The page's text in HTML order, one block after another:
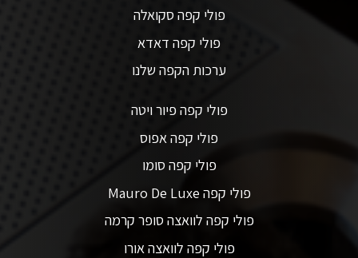
פולי קפה סקואלה
פולי קפה דאדא
ערכות הקפה שלנו
פולי קפה פיור ויטה
פולי קפה אפוס
פולי קפה סומו
פולי קפה Mauro De Luxe
פולי קפה לוואצה סופר קרמה
פולי קפה לוואצה אורו